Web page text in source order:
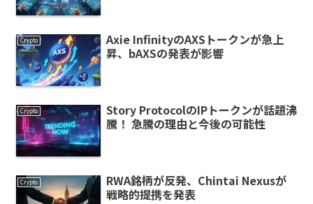
Crypto
Axie InfinityのAXSトークンが急上
昇、bAXSの発表が影響
Crypto
Story ProtocolのIPトークンが話題沸
騰！ 急騰の理由と今後の可能性
Crypto
RWA銘柄が反発、Chintai Nexusが
戦略的提携を発表